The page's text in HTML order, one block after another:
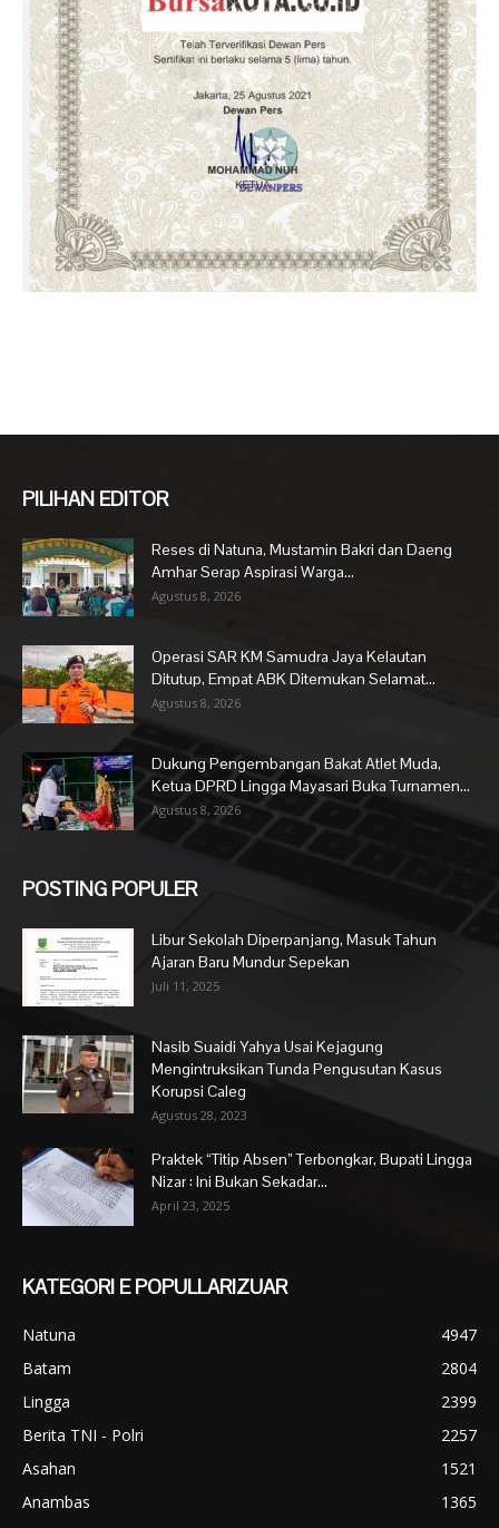
PILIHAN EDITOR
Reses di Natuna, Mustamin Bakri dan Daeng
Amhar Serap Aspirasi Warga...
Agustus 8, 2026
Operasi SAR KM Samudra Jaya Kelautan
Ditutup, Empat ABK Ditemukan Selamat...
Agustus 8, 2026
Dukung Pengembangan Bakat Atlet Muda,
Ketua DPRD Lingga Mayasari Buka Turnamen...
Agustus 8, 2026
POSTING POPULER
Libur Sekolah Diperpanjang, Masuk Tahun
Ajaran Baru Mundur Sepekan
Juli 11, 2025
Nasib Suaidi Yahya Usai Kejagung
Mengintruksikan Tunda Pengusutan Kasus
Korupsi Caleg
Agustus 28, 2023
Praktek “Titip Absen” Terbongkar, Bupati Lingga
Nizar : Ini Bukan Sekadar...
April 23, 2025
KATEGORI E POPULLARIZUAR
Natuna
4947
Batam
2804
Lingga
2399
Berita TNI - Polri
2257
Asahan
1521
Anambas
1365